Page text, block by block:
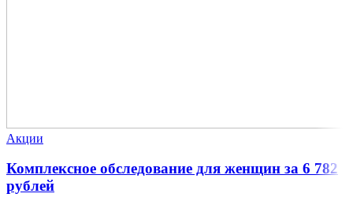
Акции
Комплексное обследование для женщин за 6 782
рублей